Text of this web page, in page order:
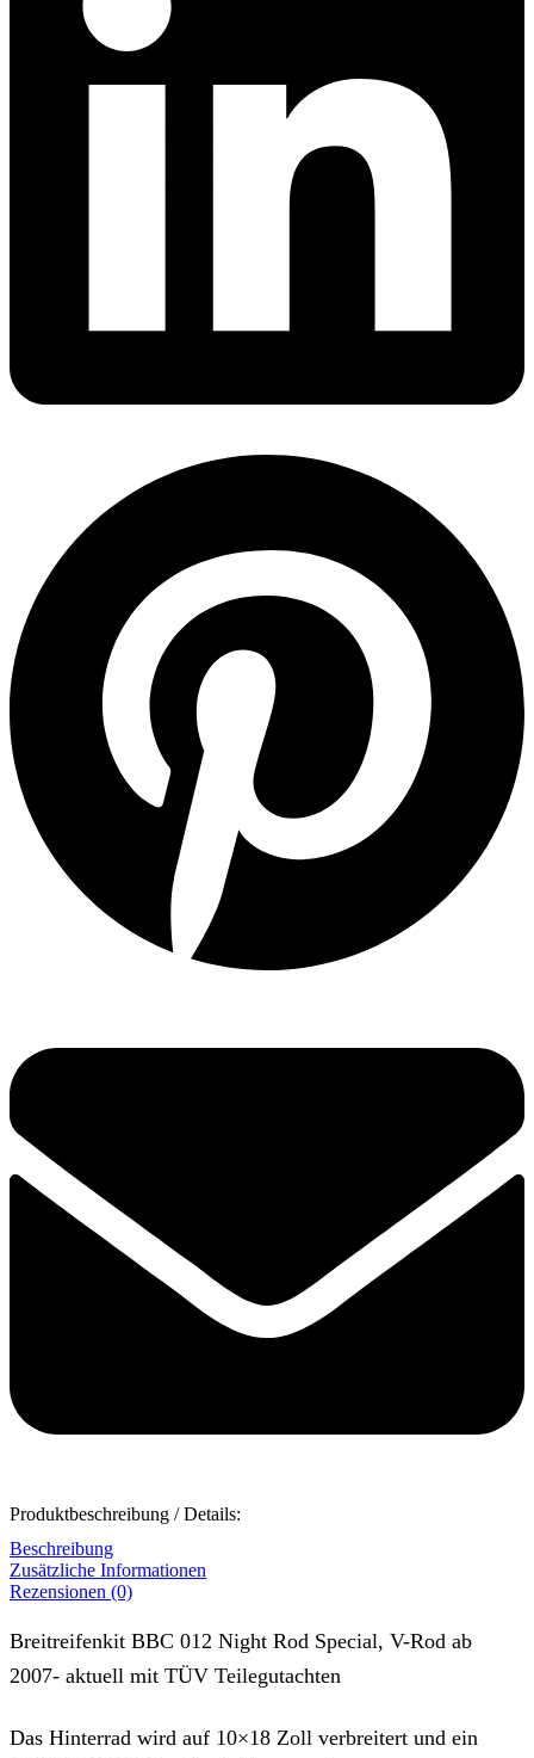
Produktbeschreibung / Details:
Beschreibung
Zusätzliche Informationen
Rezensionen (0)
Breitreifenkit BBC 012 Night Rod Special, V-Rod ab
2007- aktuell mit TÜV Teilegutachten
Das Hinterrad wird auf 10×18 Zoll verbreitert und ein